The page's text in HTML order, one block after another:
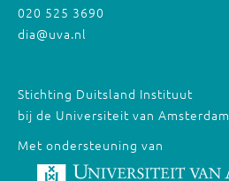
020 525 3690
dia@uva.nl
Stichting Duitsland Instituut
bij de Universiteit van Amsterdam
Met ondersteuning van